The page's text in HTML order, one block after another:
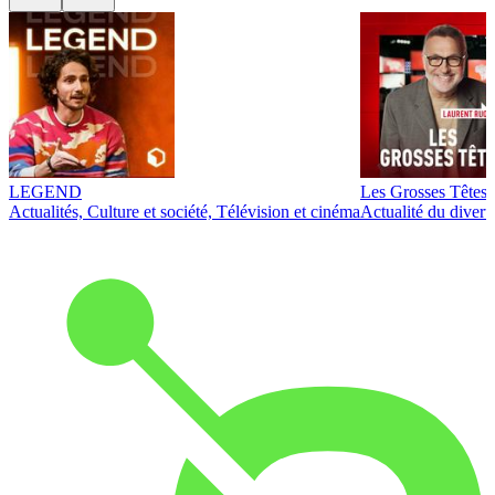
LEGEND
Actualités, Culture et société, Télévision et cinéma
Les Grosses Têtes
Actualité du